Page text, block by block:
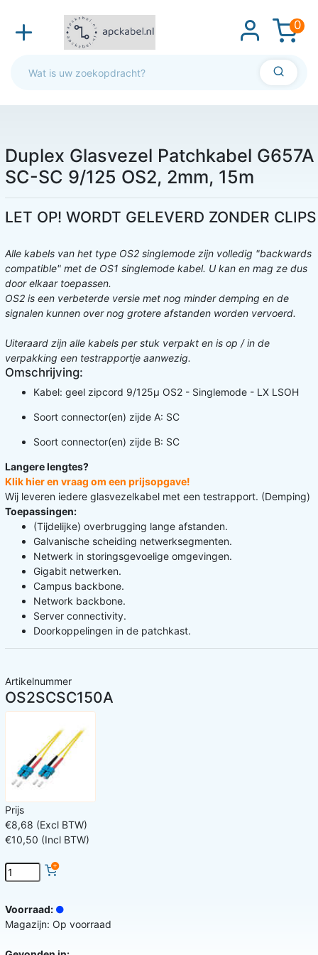
0
Duplex Glasvezel Patchkabel G657A
SC-SC 9/125 OS2, 2mm, 15m
LET OP! WORDT GELEVERD ZONDER CLIPS
Alle kabels van het type OS2 singlemode zijn volledig "backwards
compatible" met de OS1 singlemode kabel. U kan en mag ze dus
door elkaar toepassen.
OS2 is een verbeterde versie met nog minder demping en de
signalen kunnen over nog grotere afstanden worden vervoerd.
Uiteraard zijn alle kabels per stuk verpakt en is op / in de
verpakking een testrapportje aanwezig.
Omschrijving:
Kabel: geel zipcord 9/125µ OS2 - Singlemode - LX LSOH
Soort connector(en) zijde A: SC
Soort connector(en) zijde B: SC
Langere lengtes?
Klik hier en vraag om een prijsopgave!
Wij leveren iedere glasvezelkabel met een testrapport. (Demping)
Toepassingen:
(Tijdelijke) overbrugging lange afstanden.
Galvanische scheiding netwerksegmenten.
Netwerk in storingsgevoelige omgevingen.
Gigabit netwerken.
Campus backbone.
Network backbone.
Server connectivity.
Doorkoppelingen in de patchkast.
Artikelnummer
OS2SCSC150A
Prijs
€8,68 (Excl BTW)
€10,50 (Incl BTW)
Voorraad:
Magazijn: Op voorraad